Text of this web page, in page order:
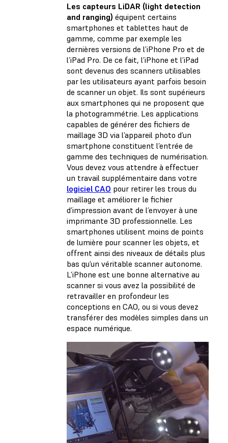
Les capteurs LiDAR (light detection
and ranging) équipent certains
smartphones et tablettes haut de
gamme, comme par exemple les
dernières versions de l’iPhone Pro et de
l’iPad Pro. De ce fait, l’iPhone et l’iPad
sont devenus des scanners utilisables
par les utilisateurs ayant parfois besoin
de scanner un objet. Ils sont supérieurs
aux smartphones qui ne proposent que
la photogrammétrie. Les applications
capables de générer des fichiers de
maillage 3D via l’appareil photo d’un
smartphone constituent l’entrée de
gamme des techniques de numérisation.
Vous devez vous attendre à effectuer
un travail supplémentaire dans votre
logiciel CAO pour retirer les trous du
maillage et améliorer le fichier
d’impression avant de l’envoyer à une
imprimante 3D professionnelle. Les
smartphones utilisent moins de points
de lumière pour scanner les objets, et
offrent ainsi des niveaux de détails plus
bas qu’un véritable scanner autonome.
L’iPhone est une bonne alternative au
scanner si vous avez la possibilité de
retravailler en profondeur les
conceptions en CAO, ou si vous devez
transférer des modèles simples dans un
espace numérique.